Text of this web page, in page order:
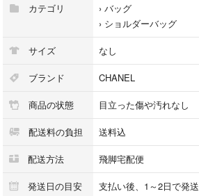
黒（シルバー金具）
ショルダー長さ約66～124cm
カテゴリ
› バッグ
› ショルダーバッグ
サイズ なし
ブランド CHANEL
商品の状態 目立った傷や汚れなし
配送料の負担 送料込
配送方法 飛脚宅配便
発送日の目安 支払い後、1～2日で発送